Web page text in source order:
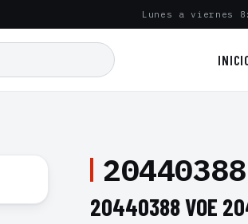
Lunes a viernes
20440388
20440388 VOE